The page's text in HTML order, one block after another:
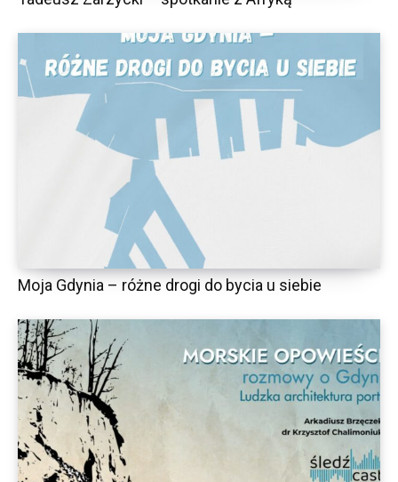
Moja Gdynia – różne drogi do bycia u siebie